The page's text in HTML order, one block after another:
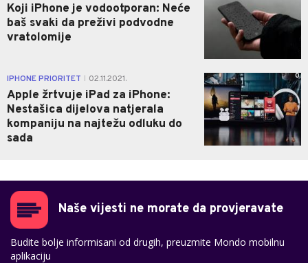
Koji iPhone je vodootporan: Neće
baš svaki da preživi podvodne
vratolomije
IPHONE PRIORITET 02.11.2021.
Apple žrtvuje iPad za iPhone:
Nestašica dijelova natjerala
kompaniju na najtežu odluku do
sada
0
Naše vijesti ne morate da provjeravate
Budite bolje informisani od drugih, preuzmite Mondo mobilnu
aplikaciju